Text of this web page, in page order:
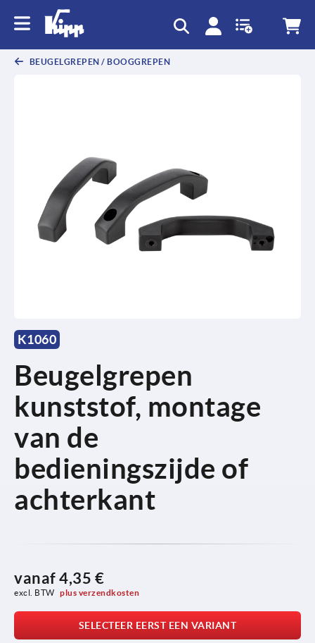
BEUGELGREPEN / BOOGGREPEN
K1060
Beugelgrepen
kunststof, montage
van de
bedieningszijde of
achterkant
vanaf 4,35 €
excl. BTW plus verzendkosten
SELECTEER EERST EEN VARIANT